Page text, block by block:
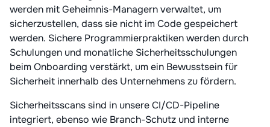
werden mit Geheimnis-Managern verwaltet, um
sicherzustellen, dass sie nicht im Code gespeichert
werden. Sichere Programmierpraktiken werden durch
Schulungen und monatliche Sicherheitsschulungen
beim Onboarding verstärkt, um ein Bewusstsein für
Sicherheit innerhalb des Unternehmens zu fördern.
Sicherheitsscans sind in unsere CI/CD-Pipeline
integriert, ebenso wie Branch-Schutz und interne